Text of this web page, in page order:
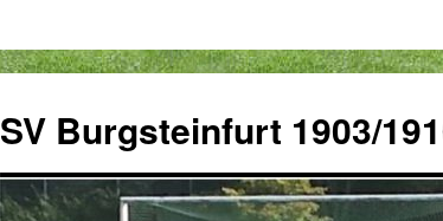
springen
SV Burgsteinfurt 1903/